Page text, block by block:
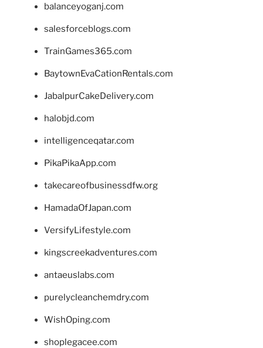
balanceyoganj.com
salesforceblogs.com
TrainGames365.com
BaytownEvaCationRentals.com
JabalpurCakeDelivery.com
halobjd.com
intelligenceqatar.com
PikaPikaApp.com
takecareofbusinessdfw.org
HamadaOfJapan.com
VersifyLifestyle.com
kingscreekadventures.com
antaeuslabs.com
purelycleanchemdry.com
WishOping.com
shoplegacee.com